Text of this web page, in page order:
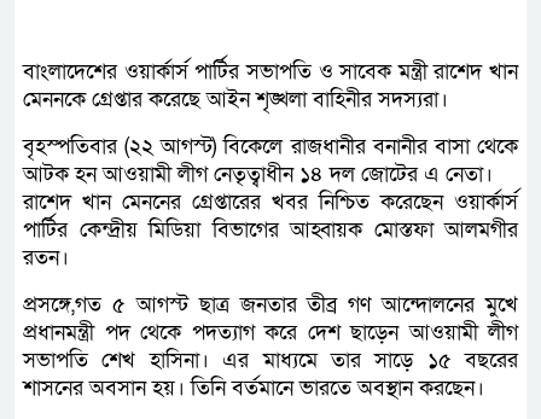
বাংলাদেশের ওয়ার্কার্স পার্টির সভাপতি ও সাবেক মন্ত্রী রাশেদ খান
মেননকে গ্রেপ্তার করেছে আইন শৃঙ্খলা বাহিনীর সদস্যরা।
বৃহস্পতিবার (২২ আগস্ট) বিকেলে রাজধানীর বনানীর বাসা থেকে
আটক হন আওয়ামী লীগ নেতৃত্বাধীন ১৪ দল জোটের এ নেতা।
রাশেদ খান মেননের গ্রেপ্তারের খবর নিশ্চিত করেছেন ওয়ার্কার্স
পার্টির কেন্দ্রীয় মিডিয়া বিভাগের আহ্বায়ক মোস্তফা আলমগীর
রতন।
প্রসঙ্গে,গত ৫ আগস্ট ছাত্র জনতার তীব্র গণ আন্দোলনের মুখে
প্রধানমন্ত্রী পদ থেকে পদত্যাগ করে দেশ ছাড়েন আওয়ামী লীগ
সভাপতি শেখ হাসিনা। এর মাধ্যমে তার সাড়ে ১৫ বছরের
শাসনের অবসান হয়। তিনি বর্তমানে ভারতে অবস্থান করছেন।